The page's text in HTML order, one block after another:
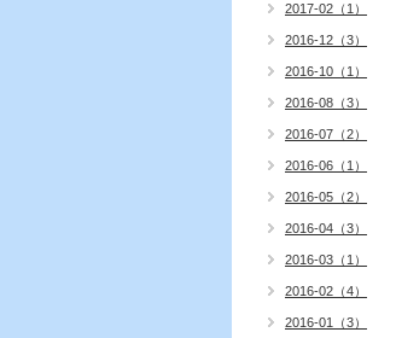
2017-02（1）
2016-12（3）
2016-10（1）
2016-08（3）
2016-07（2）
2016-06（1）
2016-05（2）
2016-04（3）
2016-03（1）
2016-02（4）
2016-01（3）